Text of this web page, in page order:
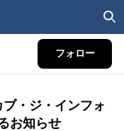
フォロー
ブ・ジ・インフォ
お知らせ